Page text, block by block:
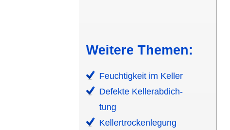
Weitere Themen:
Feuchtigkeit im Keller
Defekte Keller­abdich­
tung
Keller­trocken­legung